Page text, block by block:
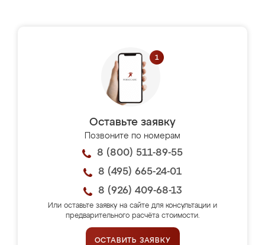
Оставьте заявку
Позвоните по номерам
8 (800) 511-89-55
8 (495) 665-24-01
8 (926) 409-68-13
Или оставьте заявку на сайте для консультации и
предварительного расчёта стоимости.
ОСТАВИТЬ ЗАЯВКУ